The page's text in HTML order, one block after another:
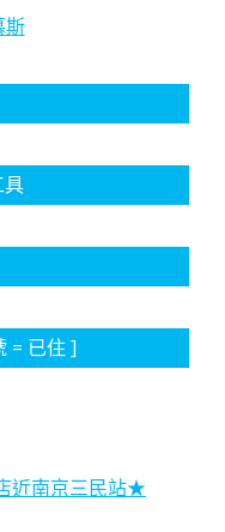
斯
具
= 已住 ]
近南京三民站★